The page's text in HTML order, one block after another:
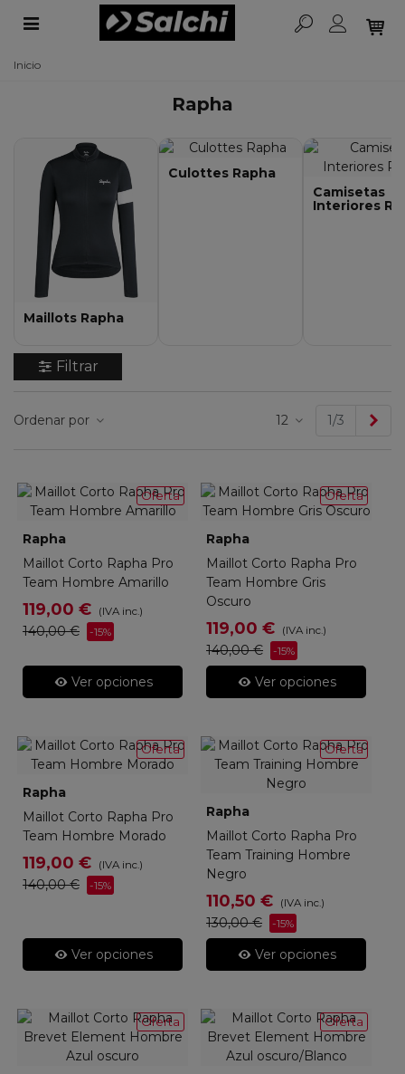
Inicio
Rapha
Maillots Rapha
Culottes Rapha
Camisetas
Interiores
Filtrar
Ordenar por 12 1/3
Oferta
Rapha
Maillot Corto Rapha Pro
Team Hombre Amarillo
119,00 € (IVA inc.)
140,00 € -15%
Ver opciones
Oferta
Rapha
Maillot Corto Rapha Pro
Team Hombre Gris
Oscuro
119,00 € (IVA inc.)
140,00 € -15%
Ver opciones
Oferta
Rapha
Maillot Corto Rapha Pro
Team Hombre Morado
119,00 € (IVA inc.)
140,00 € -15%
Ver opciones
Oferta
Rapha
Maillot Corto Rapha Pro
Team Training Hombre
Negro
110,50 € (IVA inc.)
130,00 € -15%
Ver opciones
Oferta Oferta